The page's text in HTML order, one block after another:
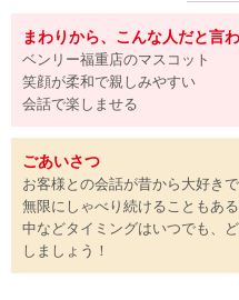
まわりから、こんな人だと言わ
ベンリー福重店のマスコット
笑顔が柔和で親しみやすい
会話で楽しませる
ごあいさつ
お客様との会話が昔から大好きで
無限にしゃべり続けることもあ
中などタイミングはいつでも、
しましょう！